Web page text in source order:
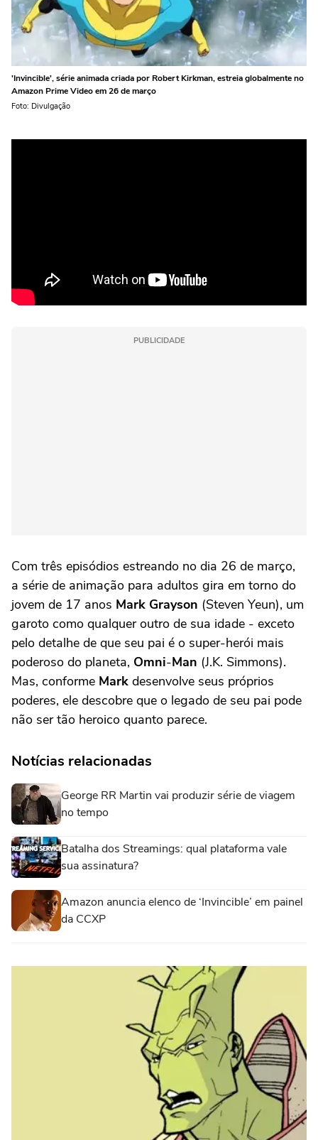
'Invincible', série animada criada por Robert Kirkman, estreia globalmente no
Amazon Prime Video em 26 de março
Foto: Divulgação
PUBLICIDADE
Com três episódios estreando no dia 26 de março,
a série de animação para adultos gira em torno do
jovem de 17 anos Mark Grayson (Steven Yeun), um
garoto como qualquer outro de sua idade - exceto
pelo detalhe de que seu pai é o super-herói mais
poderoso do planeta, Omni-Man (J.K. Simmons).
Mas, conforme Mark desenvolve seus próprios
poderes, ele descobre que o legado de seu pai pode
não ser tão heroico quanto parece.
Notícias relacionadas
George RR Martin vai produzir série de viagem
no tempo
Batalha dos Streamings: qual plataforma vale
sua assinatura?
Amazon anuncia elenco de ‘Invincible’ em painel
da CCXP